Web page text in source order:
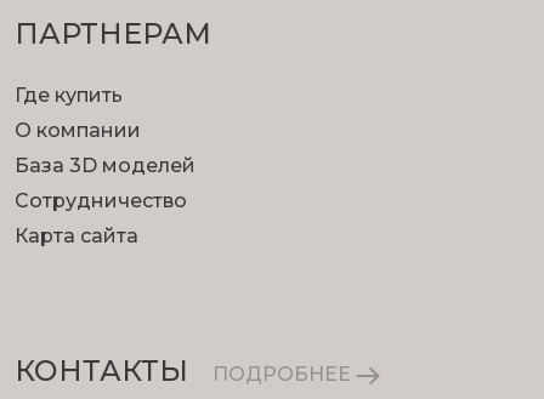
ПАРТНЕРАМ
Где купить
О компании
База 3D моделей
Сотрудничество
Карта сайта
КОНТАКТЫ ПОДРОБНЕЕ